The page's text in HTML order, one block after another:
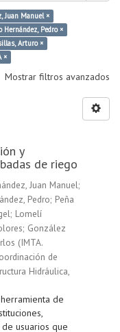
Juan Manuel ×
Hernández, Pedro ×
Arturo ×
×
Mostrar filtros avanzados
y
de riego
Juan Manuel;
Pedro; Peña
; Lomelí
; González
(IMTA.
de
Hidráulica,
de
usuarios que